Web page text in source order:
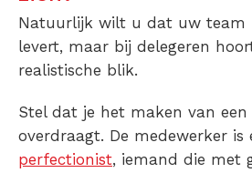
Natuurlijk wilt u dat uw team
levert, maar bij delegeren
realistische blik.
Stel dat je het maken van een
overdraagt. De medewerker is
perfectionist, iemand die met